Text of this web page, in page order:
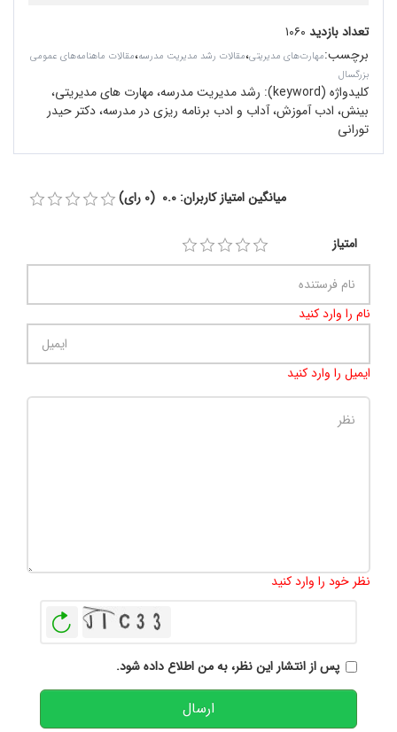
تعداد بازدید ۱۰۶۰
برچسب:مهارت‌های مدیریتی،مقالات رشد مدیریت مدرسه،مقالات ماهنامه‌های عمومی
بزرگسال
کلیدواژه (keyword):
رشد مدیریت مدرسه، مهارت های مدیریتی،
بینش، ادب آموزش، آداب و ادب برنامه ریزی در مدرسه، دکتر حیدر
تورانی
میانگین امتیاز کاربران: 0.0 (0 رای)
امتیاز
نام را وارد کنید
ایمیل را وارد کنید
نظر خود را وارد کنید
پس از انتشار این نظر، به من اطلاع داده شود.
ارسال